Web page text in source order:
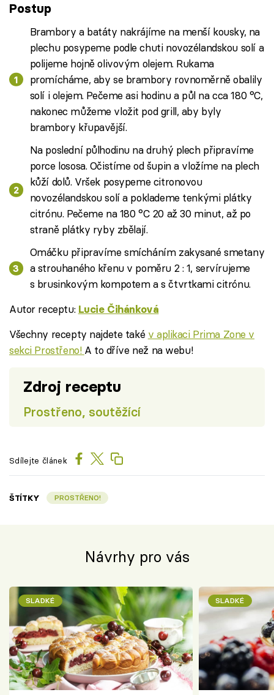
Postup
Brambory a batáty nakrájíme na menší kousky, na
plechu posypeme podle chuti novozélandskou solí a
polijeme hojně olivovým olejem. Rukama
promícháme, aby se brambory rovnoměrně obalily
solí i olejem. Pečeme asi hodinu a půl na cca 180 °C,
nakonec můžeme vložit pod grill, aby byly
brambory křupavější.
Na poslední půlhodinu na druhý plech připravíme
porce lososa. Očistíme od šupin a vložíme na plech
kůží dolů. Vršek posypeme citronovou
novozélandskou solí a poklademe tenkými plátky
citrónu. Pečeme na 180 °C 20 až 30 minut, až po
straně plátky ryby zbělají.
Omáčku připravíme smícháním zakysané smetany
a strouhaného křenu v poměru 2 : 1, servírujeme
s brusinkovým kompotem a s čtvrtkami citrónu.
Autor receptu: Lucie Čihánková
Všechny recepty najdete také v aplikaci Prima Zone v
sekci Prostřeno! A to dříve než na webu!
Zdroj receptu
Prostřeno, soutěžící
Sdílejte článek
ŠTÍTKY PROSTŘENO!
Návrhy pro vás
SLADKÉ SLADKÉ